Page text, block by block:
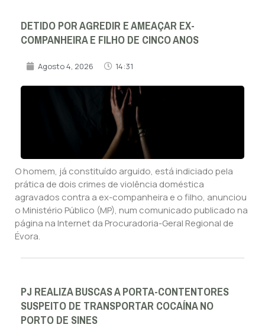
DETIDO POR AGREDIR E AMEAÇAR EX-
COMPANHEIRA E FILHO DE CINCO ANOS
Agosto 4, 2026 14:31
O homem, já constituído arguido, está indiciado pela
prática de dois crimes de violência doméstica
agravados contra a ex-companheira e o filho, anunciou
o Ministério Público (MP), num comunicado publicado na
página na Internet da Procuradoria-Geral Regional de
Évora.
PJ REALIZA BUSCAS A PORTA-CONTENTORES
SUSPEITO DE TRANSPORTAR COCAÍNA NO
PORTO DE SINES